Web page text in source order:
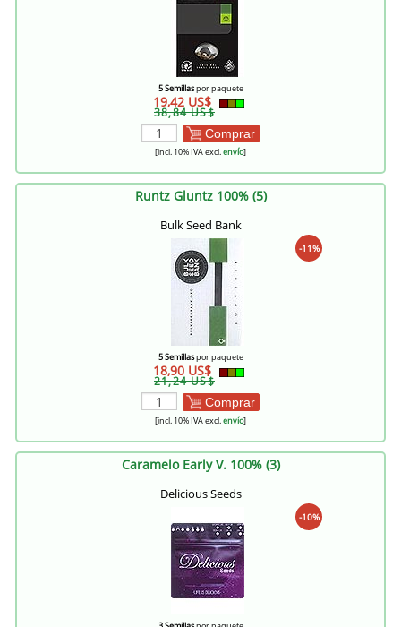
5 Semillaspor paquete
19,42 US$
38,84 US$
Comprar
[incl. 10% IVA excl.envío]
Runtz Gluntz 100% (5)
Bulk Seed Bank
-11%
5 Semillaspor paquete
18,90 US$
21,24 US$
Comprar
[incl. 10% IVA excl.envío]
Caramelo Early V. 100% (3)
Delicious Seeds
-10%